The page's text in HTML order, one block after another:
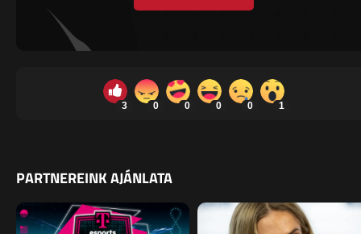
3 0 0 0 0 1
PARTNEREINK AJÁNLATA